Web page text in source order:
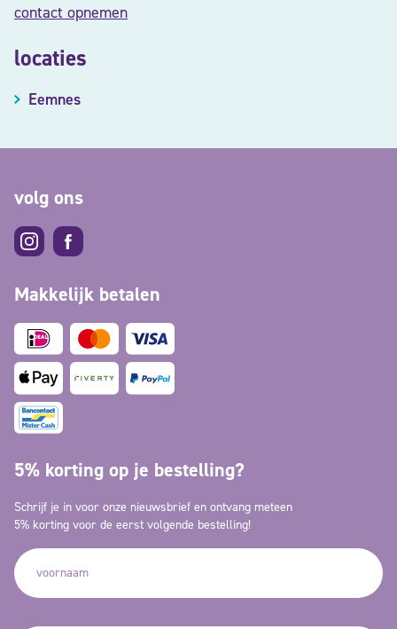
contact opnemen
locaties
Eemnes
volg ons
Makkelijk betalen
5% korting op je bestelling?
Schrijf je in voor onze nieuwsbrief en ontvang meteen
5% korting voor de eerst volgende bestelling!